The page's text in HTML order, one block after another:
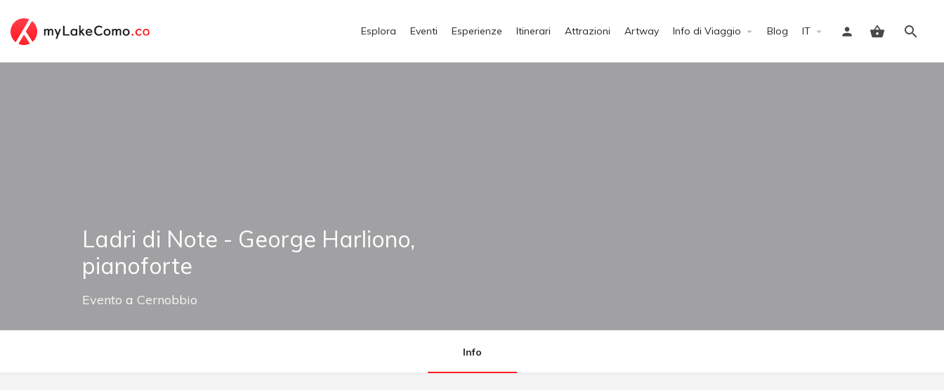
Esplora Eventi Esperienze Itinerari Attrazioni Artway Info di Viaggio Blog IT
Accedi
Ladri di Note - George Harliono,
pianoforte
Evento a Cernobbio
Info